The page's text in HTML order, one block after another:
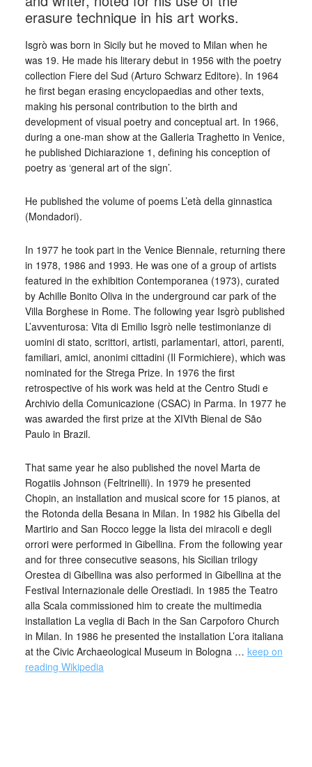
erasure technique in his art works.
Isgrò was born in Sicily but he moved to Milan when he
was 19. He made his literary debut in 1956 with the poetry
collection Fiere del Sud (Arturo Schwarz Editore). In 1964
he first began erasing encyclopaedias and other texts,
making his personal contribution to the birth and
development of visual poetry and conceptual art. In 1966,
during a one-man show at the Galleria Traghetto in Venice,
he published Dichiarazione 1, defining his conception of
poetry as ‘general art of the sign’.
He published the volume of poems L’età della ginnastica
(Mondadori).
In 1977 he took part in the Venice Biennale, returning there
in 1978, 1986 and 1993. He was one of a group of artists
featured in the exhibition Contemporanea (1973), curated
by Achille Bonito Oliva in the underground car park of the
Villa Borghese in Rome. The following year Isgrò published
L’avventurosa: Vita di Emilio Isgrò nelle testimonianze di
uomini di stato, scrittori, artisti, parlamentari, attori, parenti,
familiari, amici, anonimi cittadini (Il Formichiere), which was
nominated for the Strega Prize. In 1976 the first
retrospective of his work was held at the Centro Studi e
Archivio della Comunicazione (CSAC) in Parma. In 1977 he
was awarded the first prize at the XIVth Bienal de São
Paulo in Brazil.
That same year he also published the novel Marta de
Rogatiis Johnson (Feltrinelli). In 1979 he presented
Chopin, an installation and musical score for 15 pianos, at
the Rotonda della Besana in Milan. In 1982 his Gibella del
Martirio and San Rocco legge la lista dei miracoli e degli
orrori were performed in Gibellina. From the following year
and for three consecutive seasons, his Sicilian trilogy
Orestea di Gibellina was also performed in Gibellina at the
Festival Internazionale delle Orestiadi. In 1985 the Teatro
alla Scala commissioned him to create the multimedia
installation La veglia di Bach in the San Carpoforo Church
in Milan. In 1986 he presented the installation L’ora italiana
at the Civic Archaeological Museum in Bologna … keep on
reading Wikipedia